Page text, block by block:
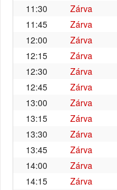
11:30
Zárva
11:45
Zárva
12:00
Zárva
12:15
Zárva
12:30
Zárva
12:45
Zárva
13:00
Zárva
13:15
Zárva
13:30
Zárva
13:45
Zárva
14:00
Zárva
14:15
Zárva